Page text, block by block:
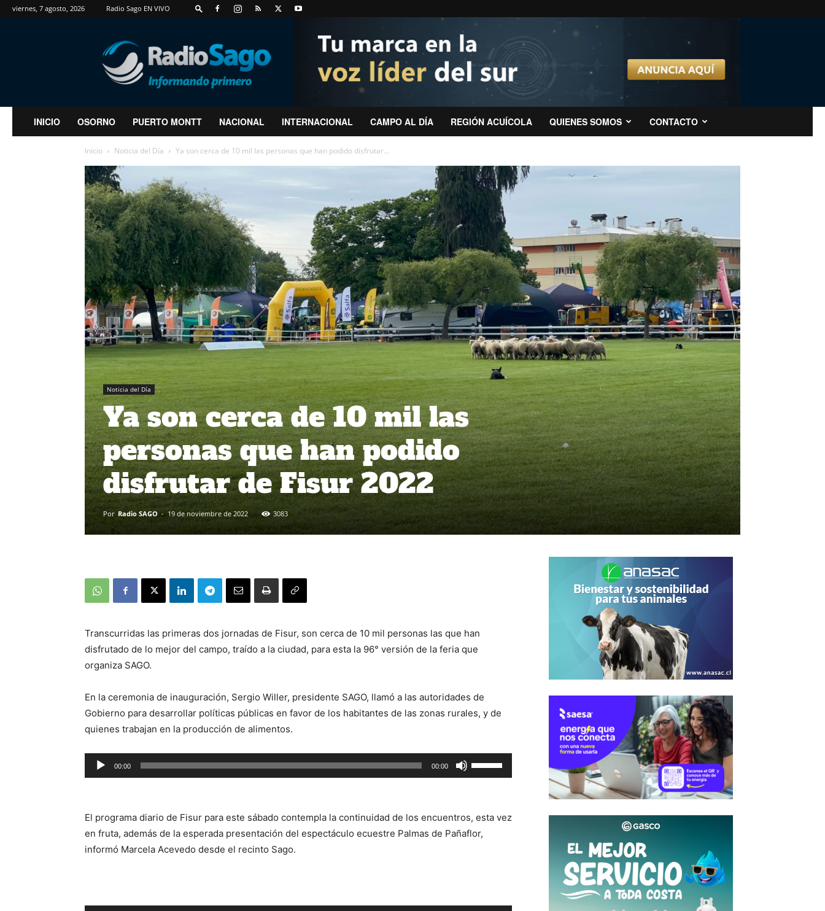
viernes, 7 agosto, 2026 Radio Sago EN VIVO
RadioSago
INICIO OSORNO PUERTO MONTT NACIONAL INTERNACIONAL CAMPO AL DÍA REGIÓN ACUÍCOLA QUIENES SOMOS CONTACTO
Inicio Noticia del Día Ya son cerca de 10 mil las personas que han podido disfrutar...
Noticia del Día
Ya son cerca de 10 mil las
personas que han podido
disfrutar de Fisur 2022
Por Radio SAGO - 19 de noviembre de 2022 3083
Transcurridas las primeras dos jornadas de Fisur, son cerca de 10 mil personas las que han
disfrutado de lo mejor del campo, traído a la ciudad, para esta la 96° versión de la feria que
organiza SAGO.
En la ceremonia de inauguración, Sergio Willer, presidente SAGO, llamó a las autoridades de
Gobierno para desarrollar políticas públicas en favor de los habitantes de las zonas rurales, y de
quienes trabajan en la producción de alimentos.
Reproductor
de
00:00 00:00
las
flecha
arriba/abajo
disminuir
El programa diario de Fisur para este sábado contempla la continuidad de los encuentros, esta vez
en fruta, además de la esperada presentación del espectáculo ecuestre Palmas de Pañaflor,
informó Marcela Acevedo desde el recinto Sago.